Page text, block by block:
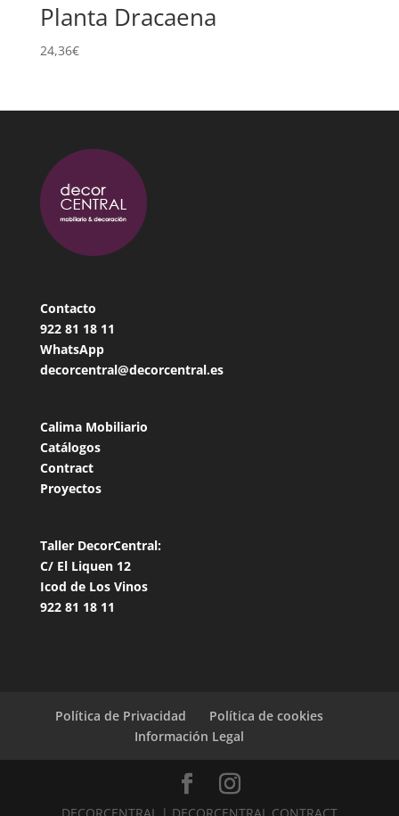
Planta Dracaena
24,36€
Contacto
922 81 18 11
WhatsApp
decorcentral@decorcentral.es
Calima Mobiliario
Catálogos
Contract
Proyectos
Taller DecorCentral:
C/ El Liquen 12
Icod de Los Vinos
922 81 18 11
Política de Privacidad
Política de cookies
Información Legal